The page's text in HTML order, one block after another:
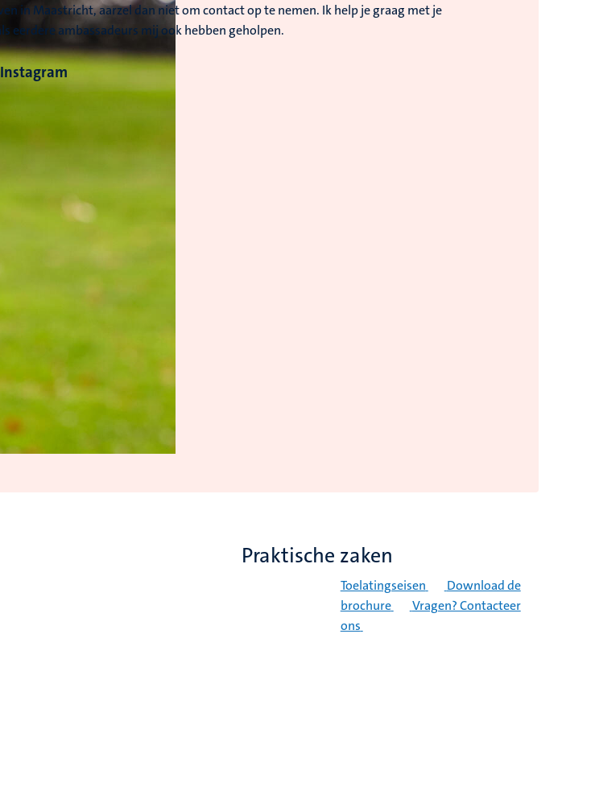
in Maastricht, aarzel dan niet om contact op te nemen. Ik help je graag met je
eerdere ambassadeurs mij ook hebben geholpen.
Praktische zaken
Toelatingseisen
Download de
brochure
Vragen? Contacteer
ons